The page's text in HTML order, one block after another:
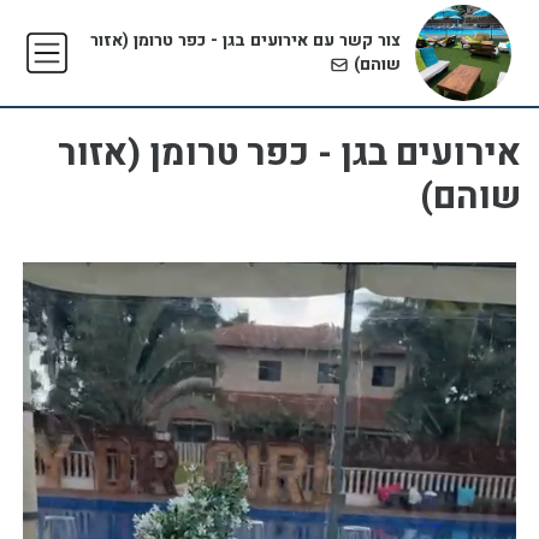
צור קשר עם אירועים בגן - כפר טרומן (אזור
שוהם)
אירועים בגן - כפר טרומן (אזור
שוהם)